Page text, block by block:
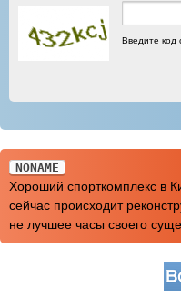
Введите код
NONAME
Хороший спорткомплекс в
сейчас происходит
не лучшее часы своего